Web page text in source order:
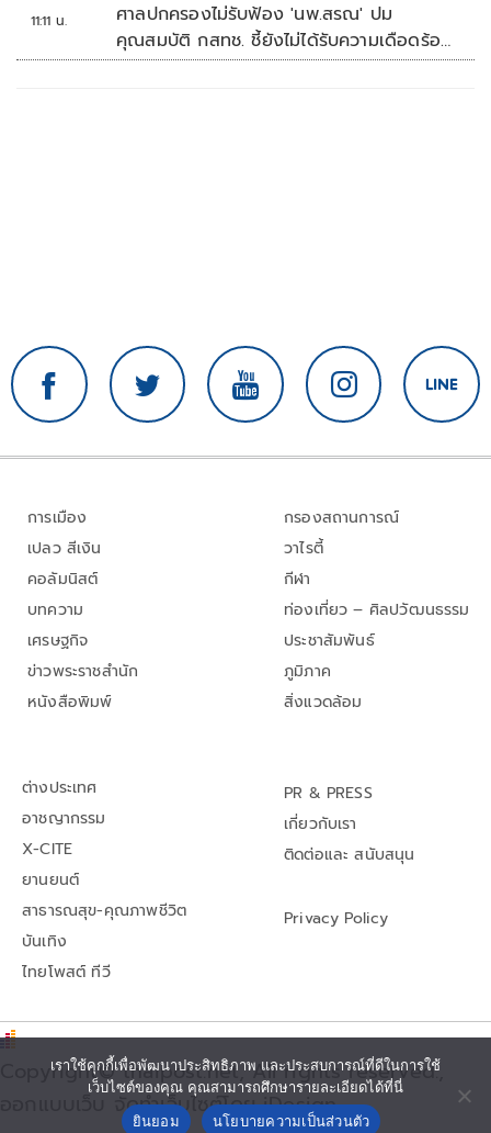
11:11 น.
ศาลปกครองไม่รับฟ้อง 'นพ.สรณ' ปม
คุณสมบัติ กสทช. ชี้ยังไม่ได้รับความเดือดร้อน
เสียหาย
การเมือง
เปลว สีเงิน
คอลัมนิสต์
บทความ
เศรษฐกิจ
ข่าวพระราชสำนัก
หนังสือพิมพ์
กรองสถานการณ์
วาไรตี้
กีฬา
ท่องเที่ยว – ศิลปวัฒนธรรม
ประชาสัมพันธ์
ภูมิภาค
สิ่งแวดล้อม
ต่างประเทศ
อาชญากรรม
X-CITE
ยานยนต์
สาธารณสุข-คุณภาพชีวิต
บันเทิง
ไทยโพสต์ ทีวี
PR & PRESS
เกี่ยวกับเรา
ติดต่อและ สนับสนุน
Privacy Policy
Copyright© thaipost.net, All rights reserved.,
ออกแบบเว็บ จัดทำเว็บไซต์โดย iDesign
เราใช้คุกกี้เพื่อพัฒนาประสิทธิภาพ และประสบการณ์ที่ดีในการใช้
เว็บไซต์ของคุณ คุณสามารถศึกษารายละเอียดได้ที่นี่
ยินยอม
นโยบายความเป็นส่วนตัว